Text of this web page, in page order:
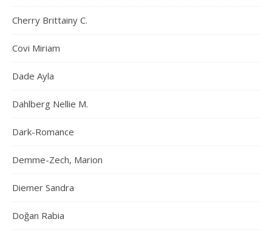
Cherry Brittainy C.
Covi Miriam
Dade Ayla
Dahlberg Nellie M.
Dark-Romance
Demme-Zech, Marion
Diemer Sandra
Doğan Rabia